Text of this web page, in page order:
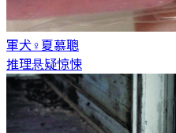
軍犬♀ 夏慕聰
推理悬疑惊悚